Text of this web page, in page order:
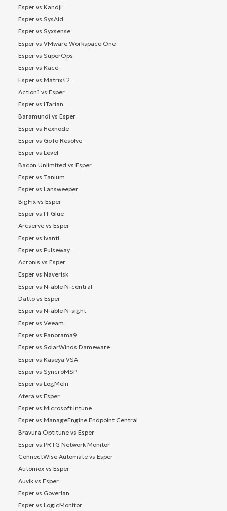
Esper vs Kandji
Esper vs SysAid
Esper vs Syxsense
Esper vs VMware Workspace One
Esper vs SuperOps
Esper vs Kace
Esper vs Matrix42
Action1 vs Esper
Esper vs ITarian
Baramundi vs Esper
Esper vs Hexnode
Esper vs GoTo Resolve
Esper vs Level
Bacon Unlimited vs Esper
Esper vs Tanium
Esper vs Lansweeper
BigFix vs Esper
Esper vs IT Glue
Arcserve vs Esper
Esper vs Ivanti
Esper vs Pulseway
Acronis vs Esper
Esper vs Naverisk
Esper vs N-able N-central
Datto vs Esper
Esper vs N-able N-sight
Esper vs Veeam
Esper vs Panorama9
Esper vs SolarWinds Dameware
Esper vs Kaseya VSA
Esper vs SyncroMSP
Esper vs LogMeIn
Atera vs Esper
Esper vs Microsoft Intune
Esper vs ManageEngine Endpoint Central
Bravura Optitune vs Esper
Esper vs PRTG Network Monitor
ConnectWise Automate vs Esper
Automox vs Esper
Auvik vs Esper
Esper vs Goverlan
Esper vs LogicMonitor